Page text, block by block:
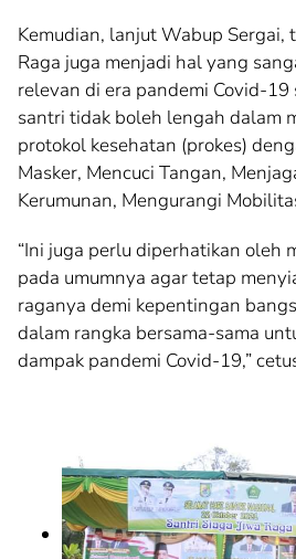
Kemudian, lanjut Wabup Sergai,
Raga juga menjadi hal yang
relevan di era pandemi Covid-19
santri tidak boleh lengah dalam
protokol kesehatan (prokes)
Masker, Mencuci Tangan,
Kerumunan, Mengurangi
“Ini juga perlu diperhatikan oleh
pada umumnya agar tetap
raganya demi kepentingan
dalam rangka bersama-sama
dampak pandemi Covid-19,”